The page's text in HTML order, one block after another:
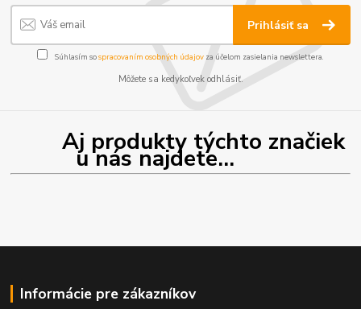
Prihlásiť sa
Súhlasím sospracovaním osobných údajov za účelom zasielania newslettera.
Môžete sa kedykoľvek odhlásiť.
Aj produkty týchto značiek
u nás najdete...
Informácie pre zákazníkov